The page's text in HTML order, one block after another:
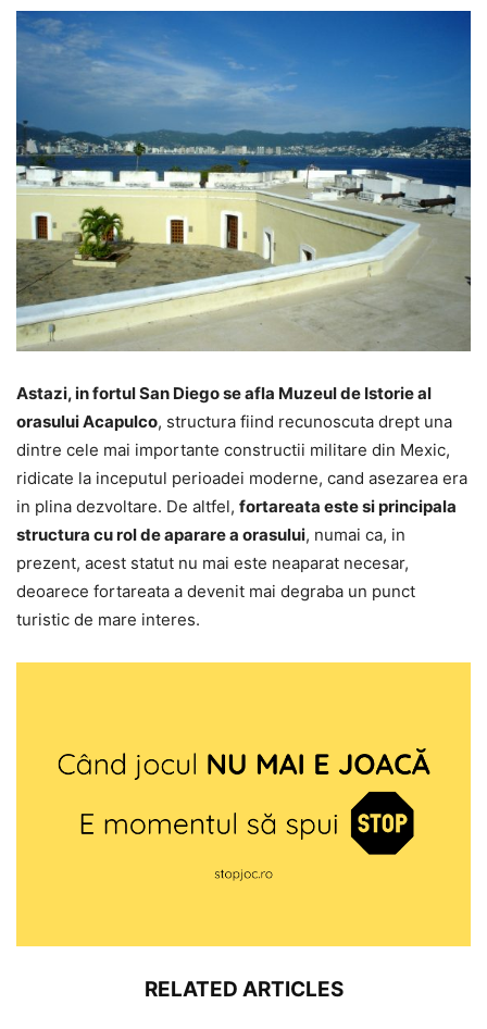
Astazi, in fortul San Diego se afla Muzeul de Istorie al
orasului Acapulco, structura fiind recunoscuta drept una
dintre cele mai importante constructii militare din Mexic,
ridicate la inceputul perioadei moderne, cand asezarea era
in plina dezvoltare. De altfel, fortareata este si principala
structura cu rol de aparare a orasului, numai ca, in
prezent, acest statut nu mai este neaparat necesar,
deoarece fortareata a devenit mai degraba un punct
turistic de mare interes.
RELATED ARTICLES